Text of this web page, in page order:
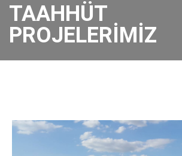
TAAHHÜT
PROJELERİMİZ